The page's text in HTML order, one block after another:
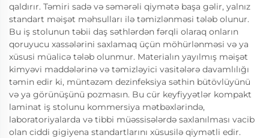
qaldırır. Təmiri sadə və səmərəli qiymətə başa gəlir, yalnız
standart məişət məhsulları ilə təmizlənməsi tələb olunur.
Bu iş stolunun təbii daş səthlərdən fərqli olaraq onların
qoruyucu xassələrini saxlamaq üçün möhürlənməsi və ya
xüsusi müalicə tələb olunmur. Materialın yayılmış məişət
kimyəvi maddələrinə və təmizləyici vasitələrə davamlılığı
təmin edir ki, müntəzəm dezinfeksiya səthin bütövlüyünü
və ya görünüşünü pozmasın. Bu cür keyfiyyətlər kompakt
laminat iş stolunu kommersiya mətbəxlərində,
laboratoriyalarda və tibbi müəssisələrdə saxlanılması vacib
olan ciddi gigiyena standartlarını xüsusilə qiymətli edir.